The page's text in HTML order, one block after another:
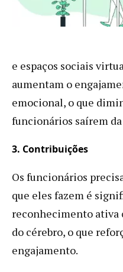
e espaços sociais
aumentam o
emocional, o que
funcionários saírem
3. Contribuições
Os funcionários
que eles fazem é
reconhecimento ativa
do cérebro, o que
engajamento.